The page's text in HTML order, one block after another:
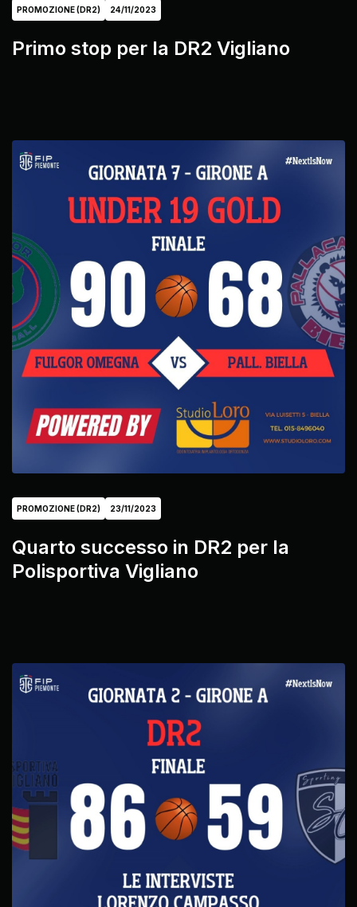
PROMOZIONE (DR2) 24/11/2023
Primo stop per la DR2 Vigliano
PROMOZIONE (DR2) 23/11/2023
Quarto successo in DR2 per la
Polisportiva Vigliano